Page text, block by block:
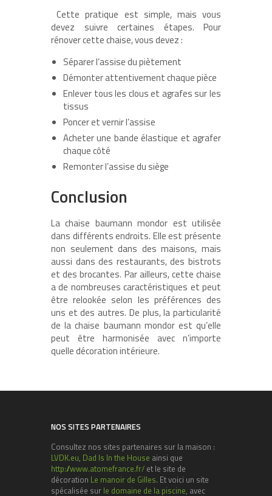
Cette pratique est simple, mais vous
devez suivre certaines étapes. Pour
rénover cette chaise, vous devez :
Séparer l’assise du piètement
Démonter attentivement chaque pièce
Enlever tous les clous et agrafes sur les
tissus
Poncer et vernir l’assise
Acheter une bande élastique et agrafer
chaque côté
Remonter l’assise du siège
Conclusion
La chaise baumann mondor est utilisée
dans différents endroits. Elle est présente
non seulement dans des maisons, mais
aussi dans des restaurants, des bistrots
et des brocantes. Par ailleurs, cette chaise
a de nombreuses caractéristiques et peut
être relookée selon les préférences des
uns et des autres. De plus, la particularité
de la chaise baumann mondor est qu’elle
peut être harmonisée avec n’importe
quelle décoration intérieure.
NOS SITES PARTENAIRES
Consultez nos sites partenaires sur la maison :
LVDK.eu, Dad Is In the House ainsi que
http://www.atomefrance.fr/ et le site de
décoration Le manoir de Gilles. Et voici un site
spécalisée sur le domaine de la piscine, avec